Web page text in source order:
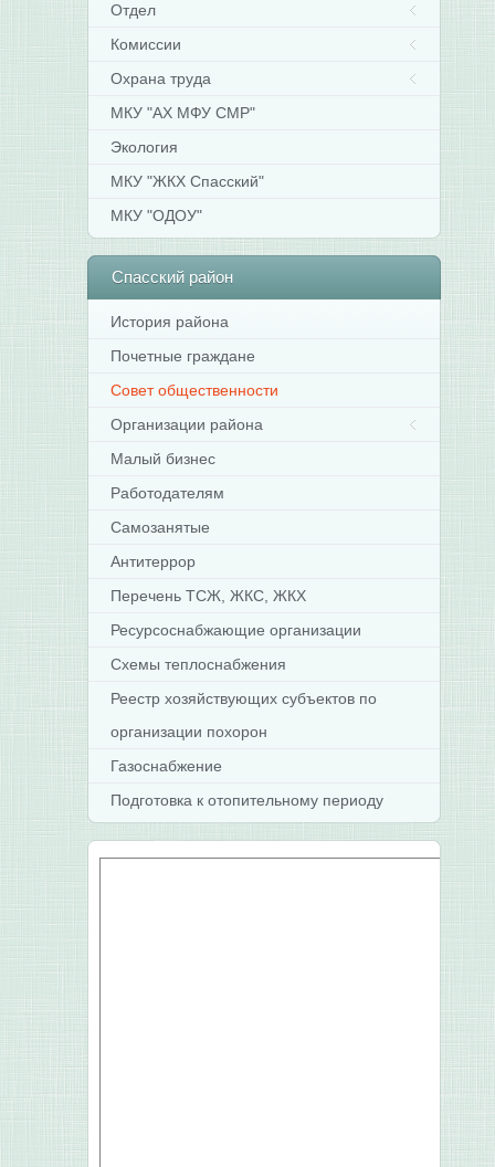
Отдел
Комиссии
Охрана труда
МКУ "АХ МФУ СМР"
Экология
МКУ "ЖКХ Спасский"
МКУ "ОДОУ"
Спасскийрайон
История района
Почетные граждане
Совет общественности
Организации района
Малый бизнес
Работодателям
Самозанятые
Антитеррор
Перечень ТСЖ, ЖКС, ЖКХ
Ресурсоснабжающие организации
Схемы теплоснабжения
Реестр хозяйствующих субъектов по
организации похорон
Газоснабжение
Подготовка к отопительному периоду